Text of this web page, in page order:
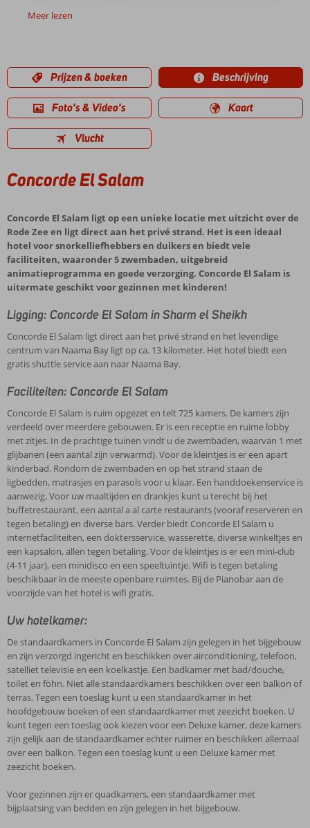
Meer lezen
Prijzen & boeken Beschrijving
Foto's & Video's Kaart
Vlucht
Concorde El Salam
Concorde El Salam ligt op een unieke locatie met uitzicht over de
Rode Zee en ligt direct aan het privé strand. Het is een ideaal
hotel voor snorkelliefhebbers en duikers en biedt vele
faciliteiten, waaronder 5 zwembaden, uitgebreid
animatieprogramma en goede verzorging. Concorde El Salam is
uitermate geschikt voor gezinnen met kinderen!
Ligging: Concorde El Salam in Sharm el Sheikh
Concorde El Salam ligt direct aan het privé strand en het levendige
centrum van Naama Bay ligt op ca. 13 kilometer. Het hotel biedt een
gratis shuttle service aan naar Naama Bay.
Faciliteiten: Concorde El Salam
Concorde El Salam is ruim opgezet en telt 725 kamers. De kamers zijn
verdeeld over meerdere gebouwen. Er is een receptie en ruime lobby
met zitjes. In de prachtige tuinen vindt u de zwembaden, waarvan 1 met
glijbanen (een aantal zijn verwarmd). Voor de kleintjes is er een apart
kinderbad. Rondom de zwembaden en op het strand staan de
ligbedden, matrasjes en parasols voor u klaar. Een handdoekenservice is
aanwezig. Voor uw maaltijden en drankjes kunt u terecht bij het
buffetrestaurant, een aantal a al carte restaurants (vooraf reserveren en
tegen betaling) en diverse bars. Verder biedt Concorde El Salam u
internetfaciliteiten, een doktersservice, wasserette, diverse winkeltjes en
een kapsalon, allen tegen betaling. Voor de kleintjes is er een mini-club
(4-11 jaar), een minidisco en een speeltuintje. Wifi is tegen betaling
beschikbaar in de meeste openbare ruimtes. Bij de Pianobar aan de
voorzijde van het hotel is wifi gratis.
Uw hotelkamer:
De standaardkamers in Concorde El Salam zijn gelegen in het bijgebouw
en zijn verzorgd ingericht en beschikken over airconditioning, telefoon,
satelliet televisie en een koelkastje. Een badkamer met bad/douche,
toilet en föhn. Niet alle standaardkamers beschikken over een balkon of
terras. Tegen een toeslag kunt u een standaardkamer in het
hoofdgebouw boeken of een standaardkamer met zeezicht boeken. U
kunt tegen een toeslag ook kiezen voor een Deluxe kamer, deze kamers
zijn gelijk aan de standaardkamer echter ruimer en beschikken allemaal
over een balkon. Tegen een toeslag kunt u een Deluxe kamer met
zeezicht boeken.
Voor gezinnen zijn er quadkamers, een standaardkamer met
bijplaatsing van bedden en zijn gelegen in het bijgebouw.